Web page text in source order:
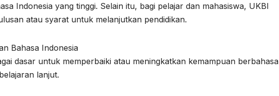
Indonesia yang tinggi. Selain itu, bagi pelajar dan mahasiswa, UKBI
atau syarat untuk melanjutkan pendidikan.
Bahasa Indonesia
dasar untuk memperbaiki atau meningkatkan kemampuan berbahasa
lanjut.